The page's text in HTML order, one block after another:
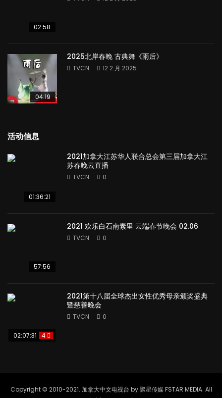
02:58
04:19
2025北岸春晚 古典舞《雨后》
TVCN 12 2 月 2025
活动信息
01:36:21
2021加拿大江苏华人联合总会第三届加拿大江
苏春晚云直播
TVCN 0
57:56
2021 欢乐白石南素里 云端春节晚会 02.06
TVCN 0
02:07:31 4
2021第十八届全球杰出女性优秀母亲颁奖盛典
暨慈善晚会
TVCN 0
Copyright © 2010-2021. 加拿大中文电视台 by 聚星传媒 FSTAR MEDIA. All